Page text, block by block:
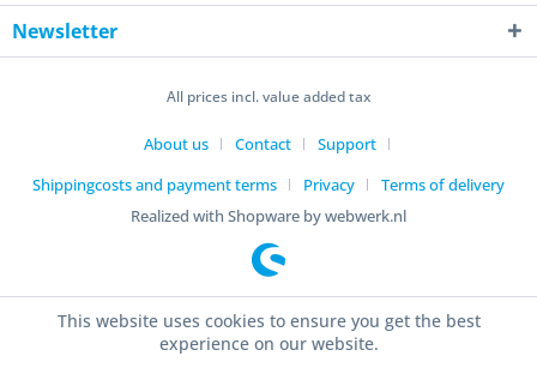
Newsletter
All prices incl. value added tax
About us Contact
Support
Shippingcosts and payment terms
Privacy
Terms of delivery
Realized with Shopware by webwerk.nl
This website uses cookies to ensure you get the best
experience on our website.